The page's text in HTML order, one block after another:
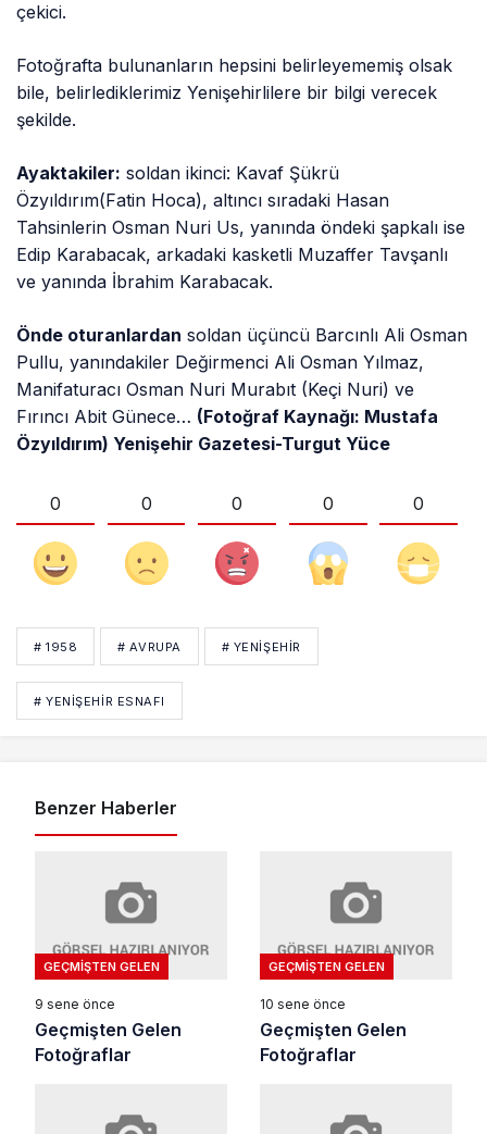
çekici.
Fotoğrafta bulunanların hepsini belirleyememiş olsak
bile, belirlediklerimiz Yenişehirlilere bir bilgi verecek
şekilde.
Ayaktakiler: soldan ikinci: Kavaf Şükrü
Özyıldırım(Fatin Hoca), altıncı sıradaki Hasan
Tahsinlerin Osman Nuri Us, yanında öndeki şapkalı ise
Edip Karabacak, arkadaki kasketli Muzaffer Tavşanlı
ve yanında İbrahim Karabacak.
Önde oturanlardan soldan üçüncü Barcınlı Ali Osman
Pullu, yanındakiler Değirmenci Ali Osman Yılmaz,
Manifaturacı Osman Nuri Murabıt (Keçi Nuri) ve
Fırıncı Abit Günece… (Fotoğraf Kaynağı: Mustafa
Özyıldırım) Yenişehir Gazetesi-Turgut Yüce
0 0 0 0 0
# 1958 # AVRUPA # YENIŞEHIR
# YENIŞEHIR ESNAFI
Benzer Haberler
GEÇMIŞTEN GELEN
9 sene önce
Geçmişten Gelen
Fotoğraflar
GEÇMIŞTEN GELEN
10 sene önce
Geçmişten Gelen
Fotoğraflar